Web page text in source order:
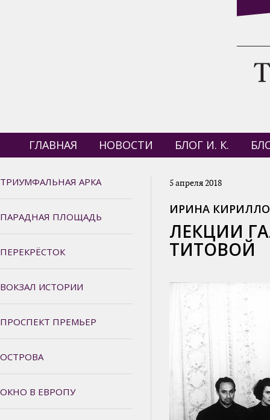
ГЛАВНАЯ НОВОСТИ БЛОГ И. К.
ТРИУМФАЛЬНАЯ АРКА
ПАРАДНАЯ ПЛОЩАДЬ
ПЕРЕКРЁСТОК
ВОКЗАЛ ИСТОРИИ
ПРОСПЕКТ ПРЕМЬЕР
ОСТРОВА
ОКНО В ЕВРОПУ
5 апреля 2018
ИРИНА
ЛЕКЦИИ
ТИТОВОЙ